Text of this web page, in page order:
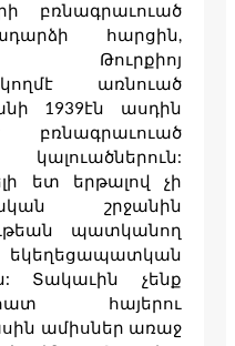
բռնագրաւուած
հարցին,
Թուրքիոյ
առնուած
1939էն ասդին
բռնագրաւուած
ետ երթալով չի
շրջանին
պատկանող
Տակաւին չենք
հայերու
ամիսներ առաջ